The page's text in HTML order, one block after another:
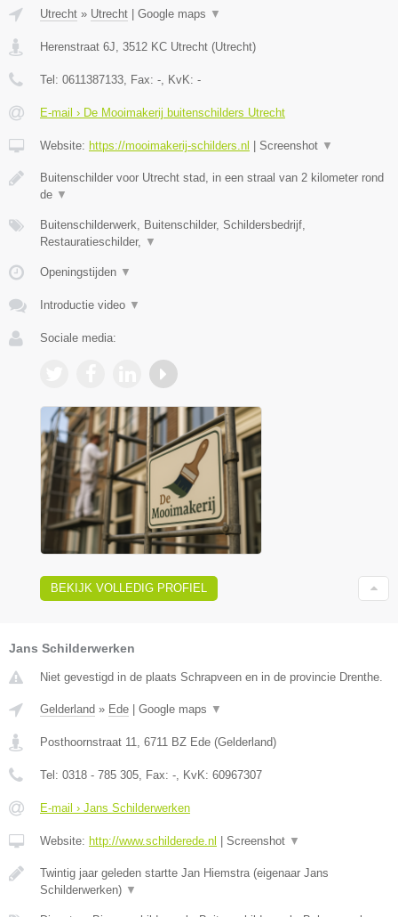
Utrecht » Utrecht Google maps ▼
Herenstraat 6J 3512 KC Utrecht (Utrecht)
Tel: 0611387133 , Fax: - , KvK: -
E-mail › De Mooimakerij buitenschilders Utrecht
Website: https://mooimakerij-schilders.nl Screenshot ▼
Buitenschilder voor Utrecht stad, in een straal van 2 kilometer rond
de ▼
Buitenschilderwerk, Buitenschilder, Schildersbedrijf,
Restauratieschilder,
▼
Openingstijden ▼
Introductie video ▼
Sociale media:
BEKIJK VOLLEDIG PROFIEL
Jans Schilderwerken
Niet gevestigd in de plaats Schrapveen en in de provincie Drenthe.
Gelderland » Ede | Google maps ▼
Posthoornstraat 11 6711 BZ Ede (Gelderland)
Tel: 0318 - 785 305 , Fax: - , KvK: 60967307
E-mail › Jans Schilderwerken
Website: http://www.schilderede.nl | Screenshot ▼
Twintig jaar geleden startte Jan Hiemstra (eigenaar Jans
Schilderwerken) ▼